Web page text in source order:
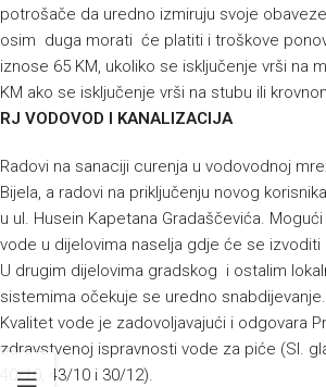
potrošače da uredno izmiruju svoje
osim duga morati će platiti i troškove
iznose 65 KM, ukoliko se isključenje vrši na
KM ako se isključenje vrši na stubu ili
RJ VODOVOD I KANALIZACIJA
Radovi na sanaciji curenja u vodovodnoj
Bijela, a radovi na priključenju novog
u ul. Husein Kapetana Gradaščevića.
vode u dijelovima naselja gdje će se izvoditi
U drugim dijelovima gradskog i ostalim
sistemima očekuje se uredno snabdijevanje.
Kvalitet vode je zadovoljavajući i odgovara
zdravstvenoj ispravnosti vode za piće (Sl.
40/10, 43/10 i 30/12).